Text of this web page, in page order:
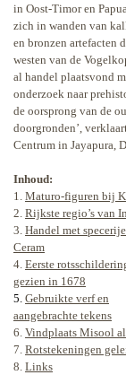
in Oost-Timor en
zich in wanden van
en bronzen artefacten
westen van de
al handel plaatsvond
onderzoek naar
de oorsprong van de
doorgronden’,
Centrum in Jayapura,
Inhoud:
1. Maturo-figuren bij
2. Rijkste regio’s van
3. Handel met
Ceram
4. Eerste
gezien in 1678
5. Gebruikte verf en
aangebrachte tekens
6. Vindplaats Misool
7. Rotstekeningen
8. Links